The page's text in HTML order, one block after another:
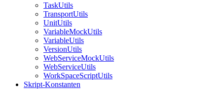
TaskUtils
TransportUtils
UnitUtils
VariableMockUtils
VariableUtils
VersionUtils
WebServiceMockUtils
WebServiceUtils
WorkSpaceScriptUtils
Skript-Konstanten